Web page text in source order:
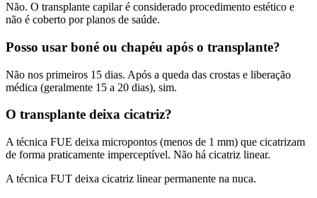
Não. O transplante capilar é considerado procedimento estético e
não é coberto por planos de saúde.
Posso usar boné ou chapéu após o transplante?
Não nos primeiros 15 dias. Após a queda das crostas e liberação
médica (geralmente 15 a 20 dias), sim.
O transplante deixa cicatriz?
A técnica FUE deixa micropontos (menos de 1 mm) que cicatrizam
de forma praticamente imperceptível. Não há cicatriz linear.
A técnica FUT deixa cicatriz linear permanente na nuca.